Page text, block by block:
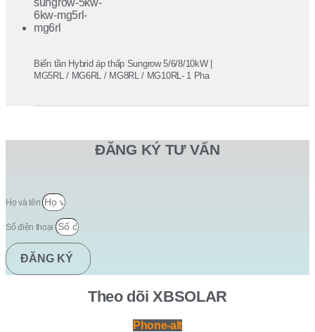
Biến tần Hybrid áp thấp Sungrow 5/6/8/10kW |
MG5RL / MG6RL / MG8RL / MG10RL- 1 Pha
ĐĂNG KÝ TƯ VẤN
Họ và tên
Số điện thoại
ĐĂNG KÝ
Theo dõi XBSOLAR
Phone-alt